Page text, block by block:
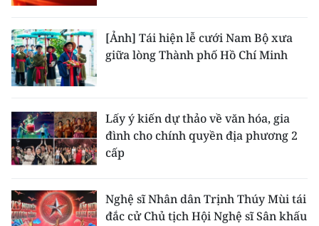
[Ảnh] Tái hiện lễ cưới Nam Bộ xưa
giữa lòng Thành phố Hồ Chí Minh
Lấy ý kiến dự thảo về văn hóa, gia
đình cho chính quyền địa phương 2
cấp
Nghệ sĩ Nhân dân Trịnh Thúy Mùi tái
đắc cử Chủ tịch Hội Nghệ sĩ Sân khấu